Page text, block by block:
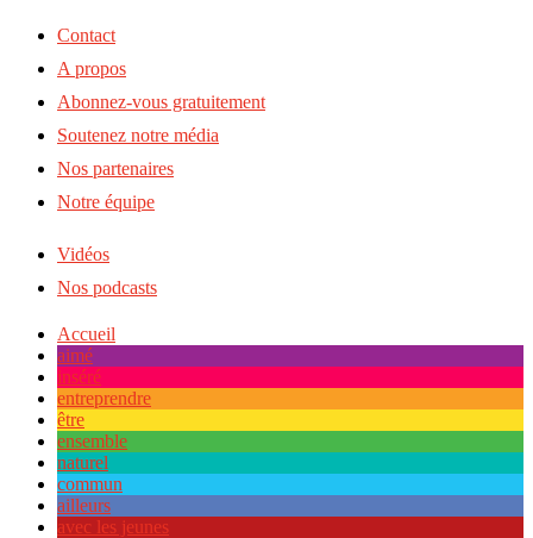
Contact
A propos
Abonnez-vous gratuitement
Soutenez notre média
Nos partenaires
Notre équipe
Vidéos
Nos podcasts
Accueil
aimé
inséré
entreprendre
être
ensemble
naturel
commun
ailleurs
avec les jeunes